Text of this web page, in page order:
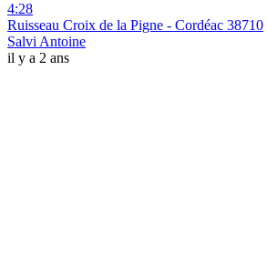
4:28
Ruisseau Croix de la Pigne - Cordéac 38710
Salvi Antoine
il y a 2 ans